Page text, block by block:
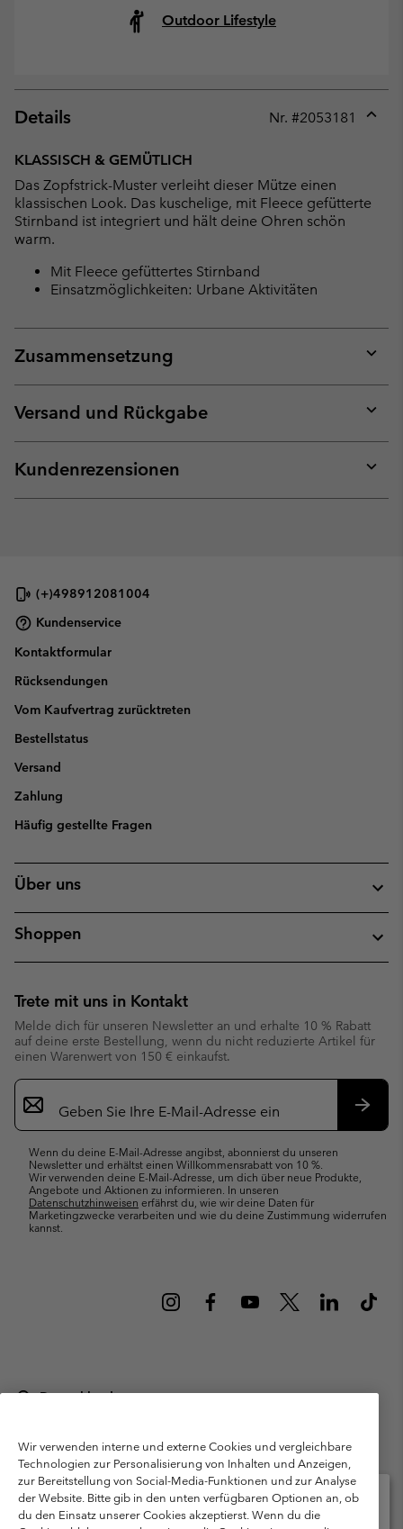
Outdoor Lifestyle
Details Nr. #2053181
KLASSISCH & GEMÜTLICH
Das Zopfstrick-Muster verleiht dieser Mütze einen
klassischen Look. Das kuschelige, mit Fleece gefütterte
Stirnband ist integriert und hält deine Ohren schön
warm.
Mit Fleece gefüttertes Stirnband
Einsatzmöglichkeiten: Urbane Aktivitäten
Zusammensetzung
or
Versand und Rückgabe
or
Kundenrezensionen
or
(+)498912081004
Kundenservice
Kontaktformular
Rücksendungen
Vom Kaufvertrag zurücktreten
Bestellstatus
Versand
Zahlung
Häufig gestellte Fragen
Über uns
Shoppen
Trete mit uns in Kontakt
Melde dich für unseren Newsletter an und erhalte 10 % Rabatt
auf deine erste Bestellung, wenn du nicht reduzierte Artikel für
einen Warenwert von 150 € einkaufst.
Newsletter-
Anmeldung
Wenn du deine E-Mail-Adresse angibst, abonnierst du unseren
Newsletter und erhältst einen Willkommensrabatt von 10 %.
Wir verwenden deine E-Mail-Adresse, um dich über neue Produkte,
Angebote und Aktionen zu informieren. In unseren
Datenschutzhinweisen erfährst du, wie wir deine Daten für
Marketingzwecke verarbeiten und wie du deine Zustimmung widerrufen
kannst.
Deutschland
München Deutschland. Alle Rechte vorbehalten.
Nutzungsbedingungen
Allgemeine Verkaufsbedingungen
Garantie
Datenschutzerklärung
Bestimmungen und Bedingungen des Mitglieder Programms
Wir verwenden interne und externe Cookies und vergleichbare
Technologien zur Personalisierung von Inhalten und Anzeigen,
zur Bereitstellung von Social-Media-Funktionen und zur Analyse
der Website. Bitte gib in den unten verfügbaren Optionen an, ob
du den Einsatz unserer Cookies akzeptierst. Wenn du die